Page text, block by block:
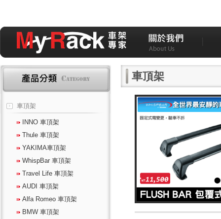
車頂架
INNO 車頂架
Thule 車頂架
YAKIMA車頂架
WhispBar 車頂架
Travel Life 車頂架
AUDI 車頂架
Alfa Romeo 車頂架
BMW 車頂架
車頂架